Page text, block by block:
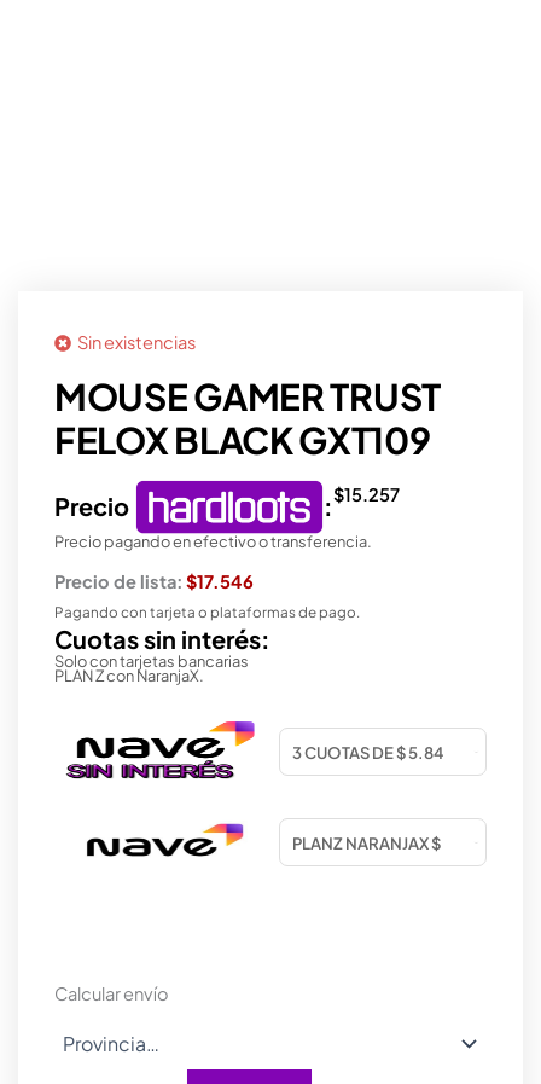
Sin existencias
MOUSE GAMER TRUST
FELOX BLACK GXT109
Precio :$15.257
Precio pagando en efectivo o transferencia.
Precio de lista: $17.546
Pagando con tarjeta o plataformas de pago.
Cuotas sin interés:
Solo con tarjetas bancarias
PLAN Z con NaranjaX.
Calcular envío